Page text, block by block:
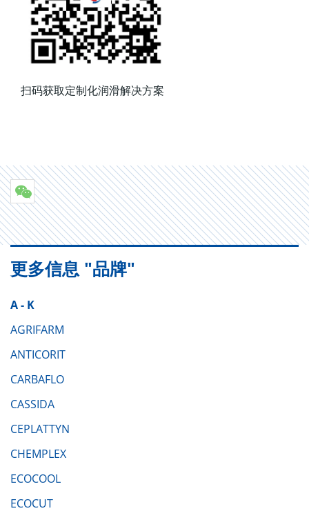
扫码获取定制化润滑解决方案
更多信息 "品牌"
A - K
AGRIFARM
ANTICORIT
CARBAFLO
CASSIDA
CEPLATTYN
CHEMPLEX
ECOCOOL
ECOCUT